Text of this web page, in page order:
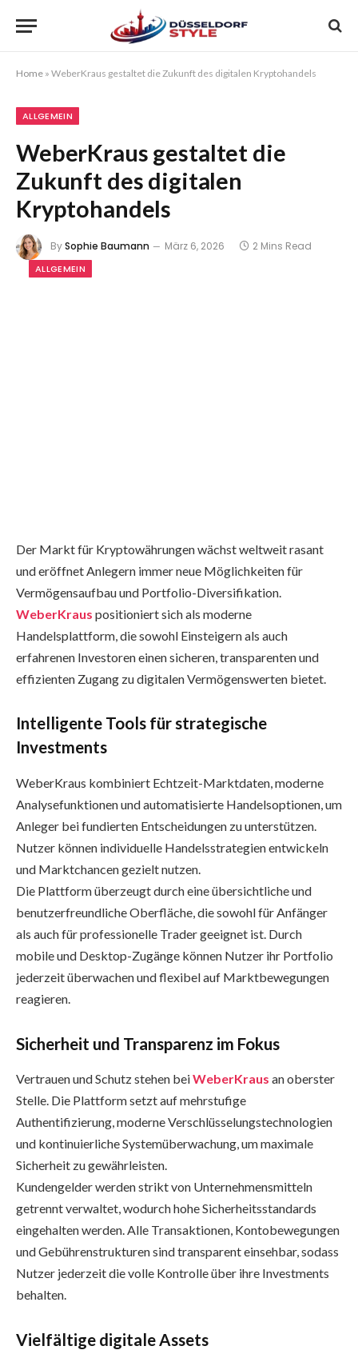
Home » WeberKraus gestaltet die Zukunft des digitalen Kryptohandels
ALLGEMEIN
WeberKraus gestaltet die
Zukunft des digitalen
Kryptohandels
BySophie Baumann März 6, 2026 2 Mins Read
ALLGEMEIN
Der Markt für Kryptowährungen wächst weltweit rasant
und eröffnet Anlegern immer neue Möglichkeiten für
Vermögensaufbau und Portfolio-Diversifikation.
WeberKraus positioniert sich als moderne
Handelsplattform, die sowohl Einsteigern als auch
erfahrenen Investoren einen sicheren, transparenten und
effizienten Zugang zu digitalen Vermögenswerten bietet.
Intelligente Tools für strategische
Investments
WeberKraus kombiniert Echtzeit-Marktdaten, moderne
Analysefunktionen und automatisierte Handelsoptionen, um
Anleger bei fundierten Entscheidungen zu unterstützen.
Nutzer können individuelle Handelsstrategien entwickeln
und Marktchancen gezielt nutzen.
Die Plattform überzeugt durch eine übersichtliche und
benutzerfreundliche Oberfläche, die sowohl für Anfänger
als auch für professionelle Trader geeignet ist. Durch
mobile und Desktop-Zugänge können Nutzer ihr Portfolio
jederzeit überwachen und flexibel auf Marktbewegungen
reagieren.
Sicherheit und Transparenz im Fokus
Vertrauen und Schutz stehen beiWeberKraus an oberster
Stelle. Die Plattform setzt auf mehrstufige
Authentifizierung, moderne Verschlüsselungstechnologien
und kontinuierliche Systemüberwachung, um maximale
Sicherheit zu gewährleisten.
Kundengelder werden strikt von Unternehmensmitteln
getrennt verwaltet, wodurch hohe Sicherheitsstandards
eingehalten werden. Alle Transaktionen, Kontobewegungen
und Gebührenstrukturen sind transparent einsehbar, sodass
Nutzer jederzeit die volle Kontrolle über ihre Investments
behalten.
Vielfältige digitale Assets